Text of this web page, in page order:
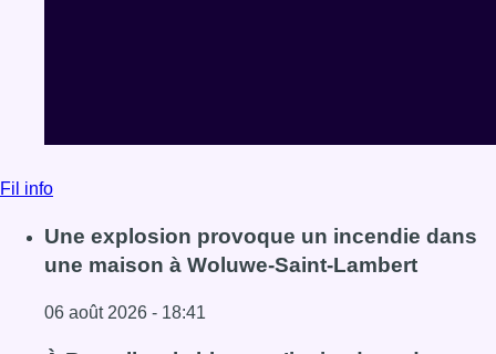
Fil info
Une explosion provoque un incendie dans
une maison à Woluwe-Saint-Lambert
06 août 2026 - 18:41